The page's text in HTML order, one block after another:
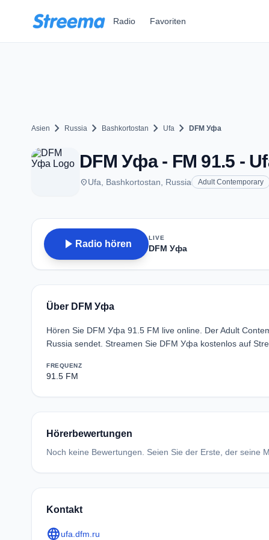
Radio Favoriten
Asien chevron_right Russia chevron_right Bashkortostan chevron_right Ufa chevron_right DFM Уфа
DFM Уфа - FM 91.5 -
placeUfa, Bashkortostan, Russia Adult Contemporary
play_arrow Radio hören
LIVE
DFM Уфа
Über DFM Уфа
Hören Sie DFM Уфа 91.5 FM live online. Der Adult
Russia sendet. Streamen Sie DFM Уфа kostenlos auf
FREQUENZ
91.5 FM
Hörerbewertungen
Noch keine Bewertungen. Seien Sie der Erste, der seine
Kontakt
languageufa.dfm.ru